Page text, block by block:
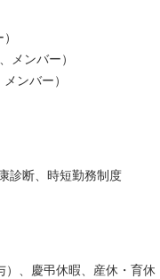
メンバー）
ンバー）
診断、時短勤務制度
）、慶弔休暇、産休・育休